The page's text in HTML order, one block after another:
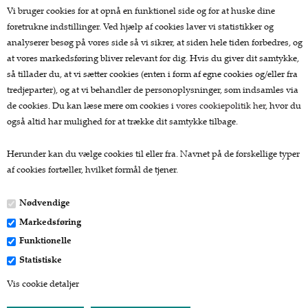
Vi bruger cookies for at opnå en funktionel side og for at huske dine
foretrukne indstillinger. Ved hjælp af cookies laver vi statistikker og
analyserer besøg på vores side så vi sikrer, at siden hele tiden forbedres, og
at vores markedsføring bliver relevant for dig. Hvis du giver dit samtykke,
så tillader du, at vi sætter cookies (enten i form af egne cookies og/eller fra
tredjeparter), og at vi behandler de personoplysninger, som indsamles via
de cookies. Du kan læse mere om cookies i vores cookiepolitik her, hvor du
også altid har mulighed for at trække dit samtykke tilbage.
Herunder kan du vælge cookies til eller fra. Navnet på de forskellige typer
af cookies fortæller, hvilket formål de tjener.
Nødvendige
Markedsføring
Funktionelle
Statistiske
Vis cookie detaljer
Køkkenknive
Tekstiler
Te og kaffe
Lækkerier
Gaver
Kurv
Bestil
Tilbud
Profil
Vilkår
Fragtpriser
Kontakt